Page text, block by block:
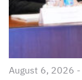
August 6, 2026